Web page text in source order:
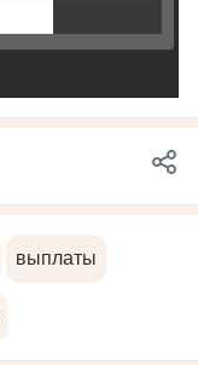
выплаты